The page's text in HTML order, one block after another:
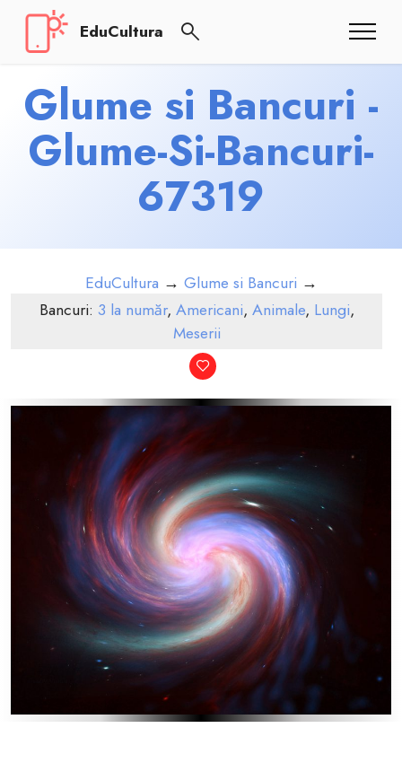
EduCultura
Glume si Bancuri -
Glume-Si-Bancuri-
67319
EduCultura → Glume si Bancuri →
Bancuri: 3 la număr, Americani, Animale, Lungi,
Meserii